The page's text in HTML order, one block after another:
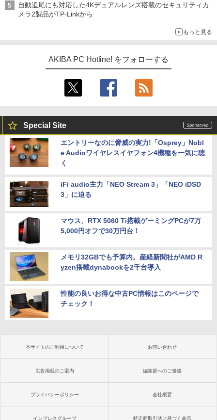
自動追尾にも対応した4Kデュアルレンズ搭載のセキュリティカ
メラ2製品がTP-Linkから
もっと見る
AKIBA PC Hotline! をフォローする
Special Site
エントリーなのに脅威の実力!「Osprey」Nobl
e Audioワイヤレスイヤフォン4機種を一気に聴
く
iFi audio主力「NEO Stream 3」「NEO iDSD
3」に迫る
マウス、RTX 5060 Ti搭載ゲーミングPCが7万
5,000円オフで30万円台！
メモリ32GBでも予算内。産経新聞社がAMD R
yzen搭載dynabookを2千台導入
性能の良いお得な中古PC情報はこのページで
チェック！
本サイトのご利用について お問い合わせ
広告掲載のご案内 編集部へのご連絡
プライバシーポリシー 会社概要
インプレスグループ 特定商取引法に基づく表示